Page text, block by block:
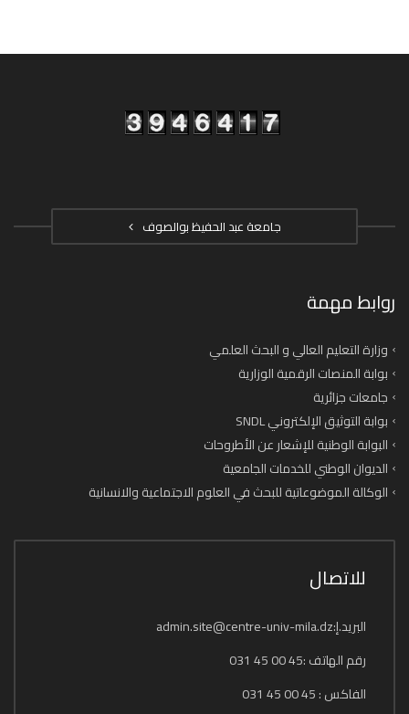
جامعة عبد الحفيظ بوالصوف
روابط مهمة
وزارة التعليم العالي و البحث العلمي
بوابة المنصات الرقمية الوزارية
جامعات جزائرية
بوابة التوثيق الإلكتروني SNDL
البوابة الوطنية للإشعار عن الأطروحات
الديوان الوطني للخدمات الجامعية
الوكالة الموضوعاتية للبحث في العلوم الاجتماعية والانسانية
للاتصال
البريد.إ:admin.site@centre-univ-mila.dz
رقم الهاتف :45 00 45 031
الفاكس : 45 00 45 031